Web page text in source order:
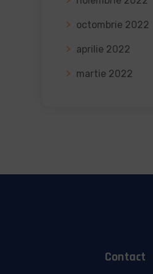
octombrie 2022
aprilie 2022
martie 2022
Contact